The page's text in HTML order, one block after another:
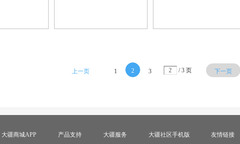
上一页 1 2 3 / 3 页 下一页
大疆商城APP 产品支持 大疆服务 大疆社区手机版 友情链接